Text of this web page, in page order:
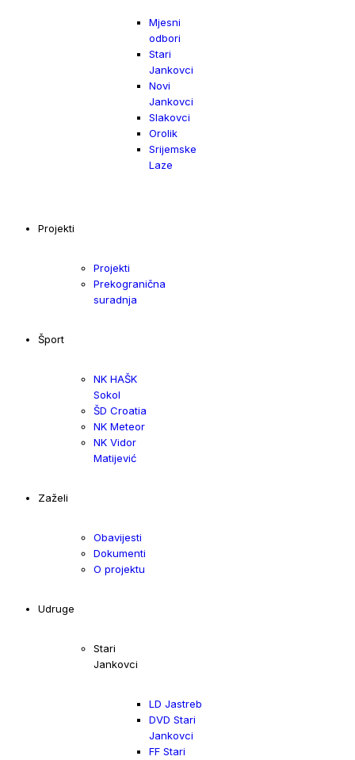
Mjesni
odbori
Stari
Jankovci
Novi
Jankovci
Slakovci
Orolik
Srijemske
Laze
Projekti
Projekti
Prekogranična
suradnja
Šport
NK HAŠK
Sokol
ŠD Croatia
NK Meteor
NK Vidor
Matijević
Zaželi
Obavijesti
Dokumenti
O projektu
Udruge
Stari
Jankovci
LD Jastreb
DVD Stari
Jankovci
FF Stari